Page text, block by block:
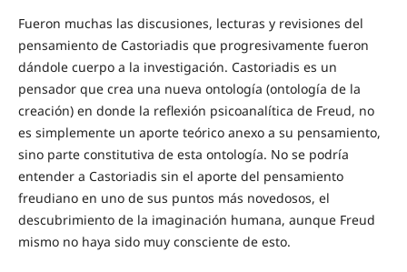
Fueron muchas las discusiones, lecturas y revisiones del
pensamiento de Castoriadis que progresivamente fueron
dándole cuerpo a la investigación. Castoriadis es un
pensador que crea una nueva ontología (ontología de la
creación) en donde la reflexión psicoanalítica de Freud, no
es simplemente un aporte teórico anexo a su pensamiento,
sino parte constitutiva de esta ontología. No se podría
entender a Castoriadis sin el aporte del pensamiento
freudiano en uno de sus puntos más novedosos, el
descubrimiento de la imaginación humana, aunque Freud
mismo no haya sido muy consciente de esto.